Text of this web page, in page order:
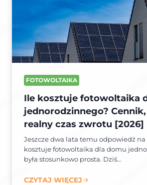
FOTOWOLTAIKA
Ile kosztuje fotowoltaika
jednorodzinnego?
realny czas zwrotu [2026]
Jeszcze dwa lata temu odpowiedź
kosztuje fotowoltaika dla domu
była stosunkowo prosta. Dziś…
CZYTAJ WIĘCEJ